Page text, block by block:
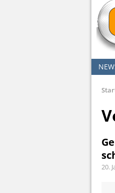
20.